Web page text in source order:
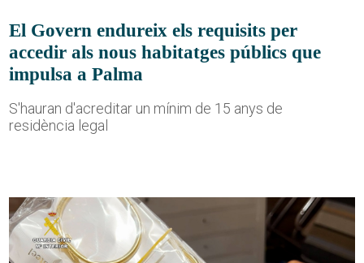
El Govern endureix els requisits per
accedir als nous habitatges públics que
impulsa a Palma
S'hauran d'acreditar un mínim de 15 anys de
residència legal